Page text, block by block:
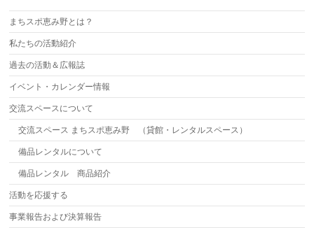
まちスポ恵み野とは？
私たちの活動紹介
過去の活動＆広報誌
イベント・カレンダー情報
交流スペースについて
交流スペース まちスポ恵み野 （貸館・レンタルスペース）
備品レンタルについて
備品レンタル 商品紹介
活動を応援する
事業報告および決算報告